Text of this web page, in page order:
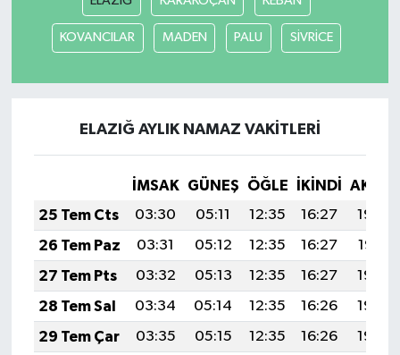
KOVANCILAR MADEN PALU SİVRİCE
ELAZIĞ AYLIK NAMAZ VAKITLERI
İMSAK GÜNEŞ ÖĞLE İKINDI
25 Tem Cts
03:30 05:11 12:35 16:27
19:48
26 Tem Paz
03:31 05:12 12:35 16:27
19:47
27 Tem Pts
03:32 05:13 12:35 16:27
19:46
28 Tem Sal
03:34 05:14 12:35 16:26
19:46
29 Tem Çar
03:35 05:15 12:35 16:26
19:45